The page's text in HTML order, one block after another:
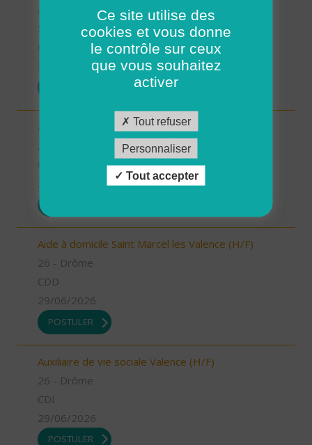
Aides à domicile (H/F)
56 - Morbihan
30/06/2026
Aide à domicile Pont de l'Isère (H/F)
Aide à domicile Saint Marcel les Valence (H/F)
26 - Drôme
CDD
29/06/2026
POSTULER
Auxiliaire de vie sociale Valence (H/F)
26 - Drôme
CDI
29/06/2026
POSTULER
Ce site utilise des
cookies et vous donne
le contrôle sur ceux
que vous souhaitez
activer
Tout refuser
Personnaliser
Tout accepter